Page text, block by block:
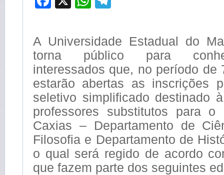
A Universidade Estadual do
torna público para
interessados que, no período de
estarão abertas as inscrições
seletivo simplificado destinado
professores substitutos para o
Caxias – Departamento de
Filosofia e Departamento de
o qual será regido de acordo
que fazem parte dos seguintes